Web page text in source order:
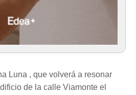
Luna , que volverá a resonar
de la calle Viamonte el